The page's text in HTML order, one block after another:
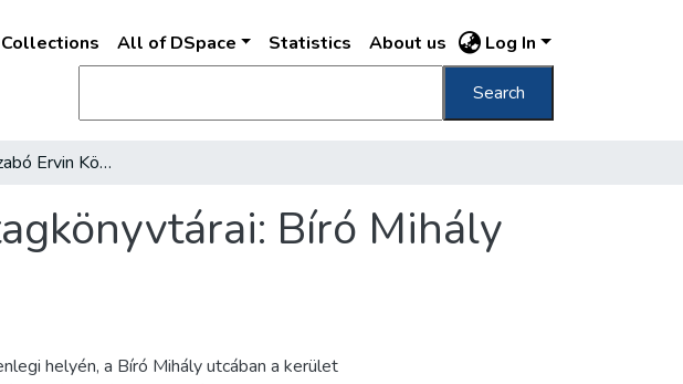
All of DSpace Statistics About us Log In
Search
A Fővárosi Szabó Ervin Könyvtár tagkönyvtárai: Bíró Mihály utca
Bíró Mihály
helyén, a Bíró Mihály utcában a kerület